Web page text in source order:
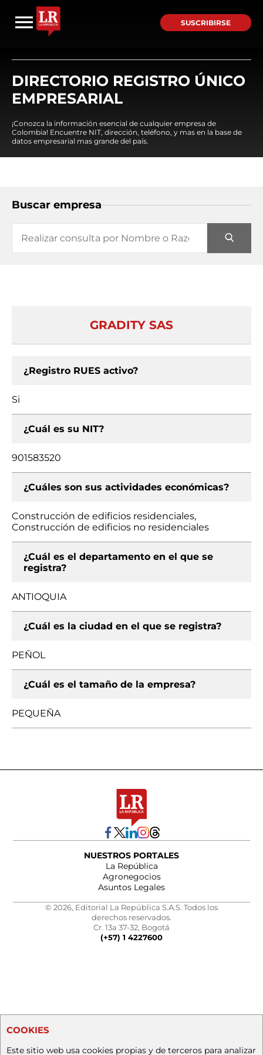
SUSCRIBIRSE
DIRECTORIO REGISTRO ÚNICO
EMPRESARIAL
¡Conozca la información esencial de cualquier empresa de
Colombia! Encuentre NIT, dirección, teléfono, y mas en la base de
datos empresarial mas grande del país.
Buscar empresa
GRADITY SAS
¿Registro RUES activo?
Si
¿Cuál es su NIT?
901583520
¿Cuáles son sus actividades económicas?
Construcción de edificios residenciales,
Construcción de edificios no residenciales
¿Cuál es el departamento en el que se
registra?
ANTIOQUIA
¿Cuál es la ciudad en el que se registra?
PEÑOL
¿Cuál es el tamaño de la empresa?
PEQUEÑA
NUESTROS PORTALES
La República
Agronegocios
Asuntos Legales
© 2026, Editorial La República S.A.S. Todos los
derechos reservados.
Cr. 13a 37-32, Bogotá
(+57) 1 4227600
COOKIES
Este sitio web usa cookies propias y de terceros para analizar